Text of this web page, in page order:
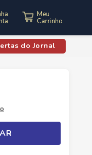
do Jornal